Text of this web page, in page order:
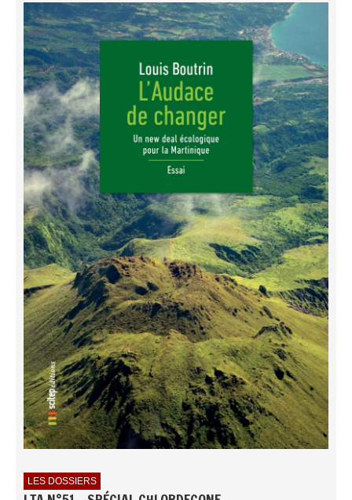
LES DOSSIERS